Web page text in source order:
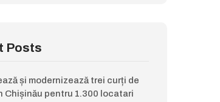
Posts
și modernizează trei curți de
Chișinău pentru 1.300 locatari